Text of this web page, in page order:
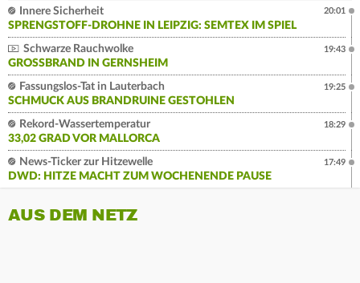
Innere Sicherheit
SPRENGSTOFF-DROHNE IN LEIPZIG: SEMTEX IM SPIEL
20:01
Schwarze Rauchwolke
GROSSBRAND IN GERNSHEIM
19:43
Fassungslos-Tat in Lauterbach
SCHMUCK AUS BRANDRUINE GESTOHLEN
19:25
Rekord-Wassertemperatur
33,02 GRAD VOR MALLORCA
18:29
News-Ticker zur Hitzewelle
DWD: HITZE MACHT ZUM WOCHENENDE PAUSE
17:49
AUS DEM NETZ